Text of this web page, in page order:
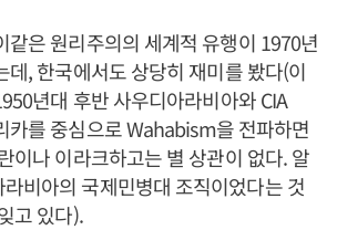
같은 원리주의의 세계적 유행이 1970년
데, 한국에서도 상당히 재미를 봤다(이
년대 후반 사우디아라비아와 CIA
카를 중심으로 Wahabism을 전파하면
이나 이라크하고는 별 상관이 없다. 알
비아의 국제민병대 조직이었다는 것
고 있다).